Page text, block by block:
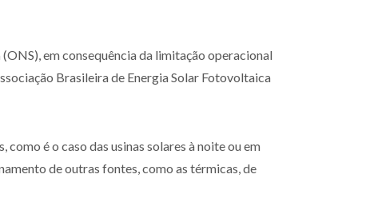
em consequência da limitação operacional
Brasileira de Energia Solar Fotovoltaica
é o caso das usinas solares à noite ou em
de outras fontes, como as térmicas, de